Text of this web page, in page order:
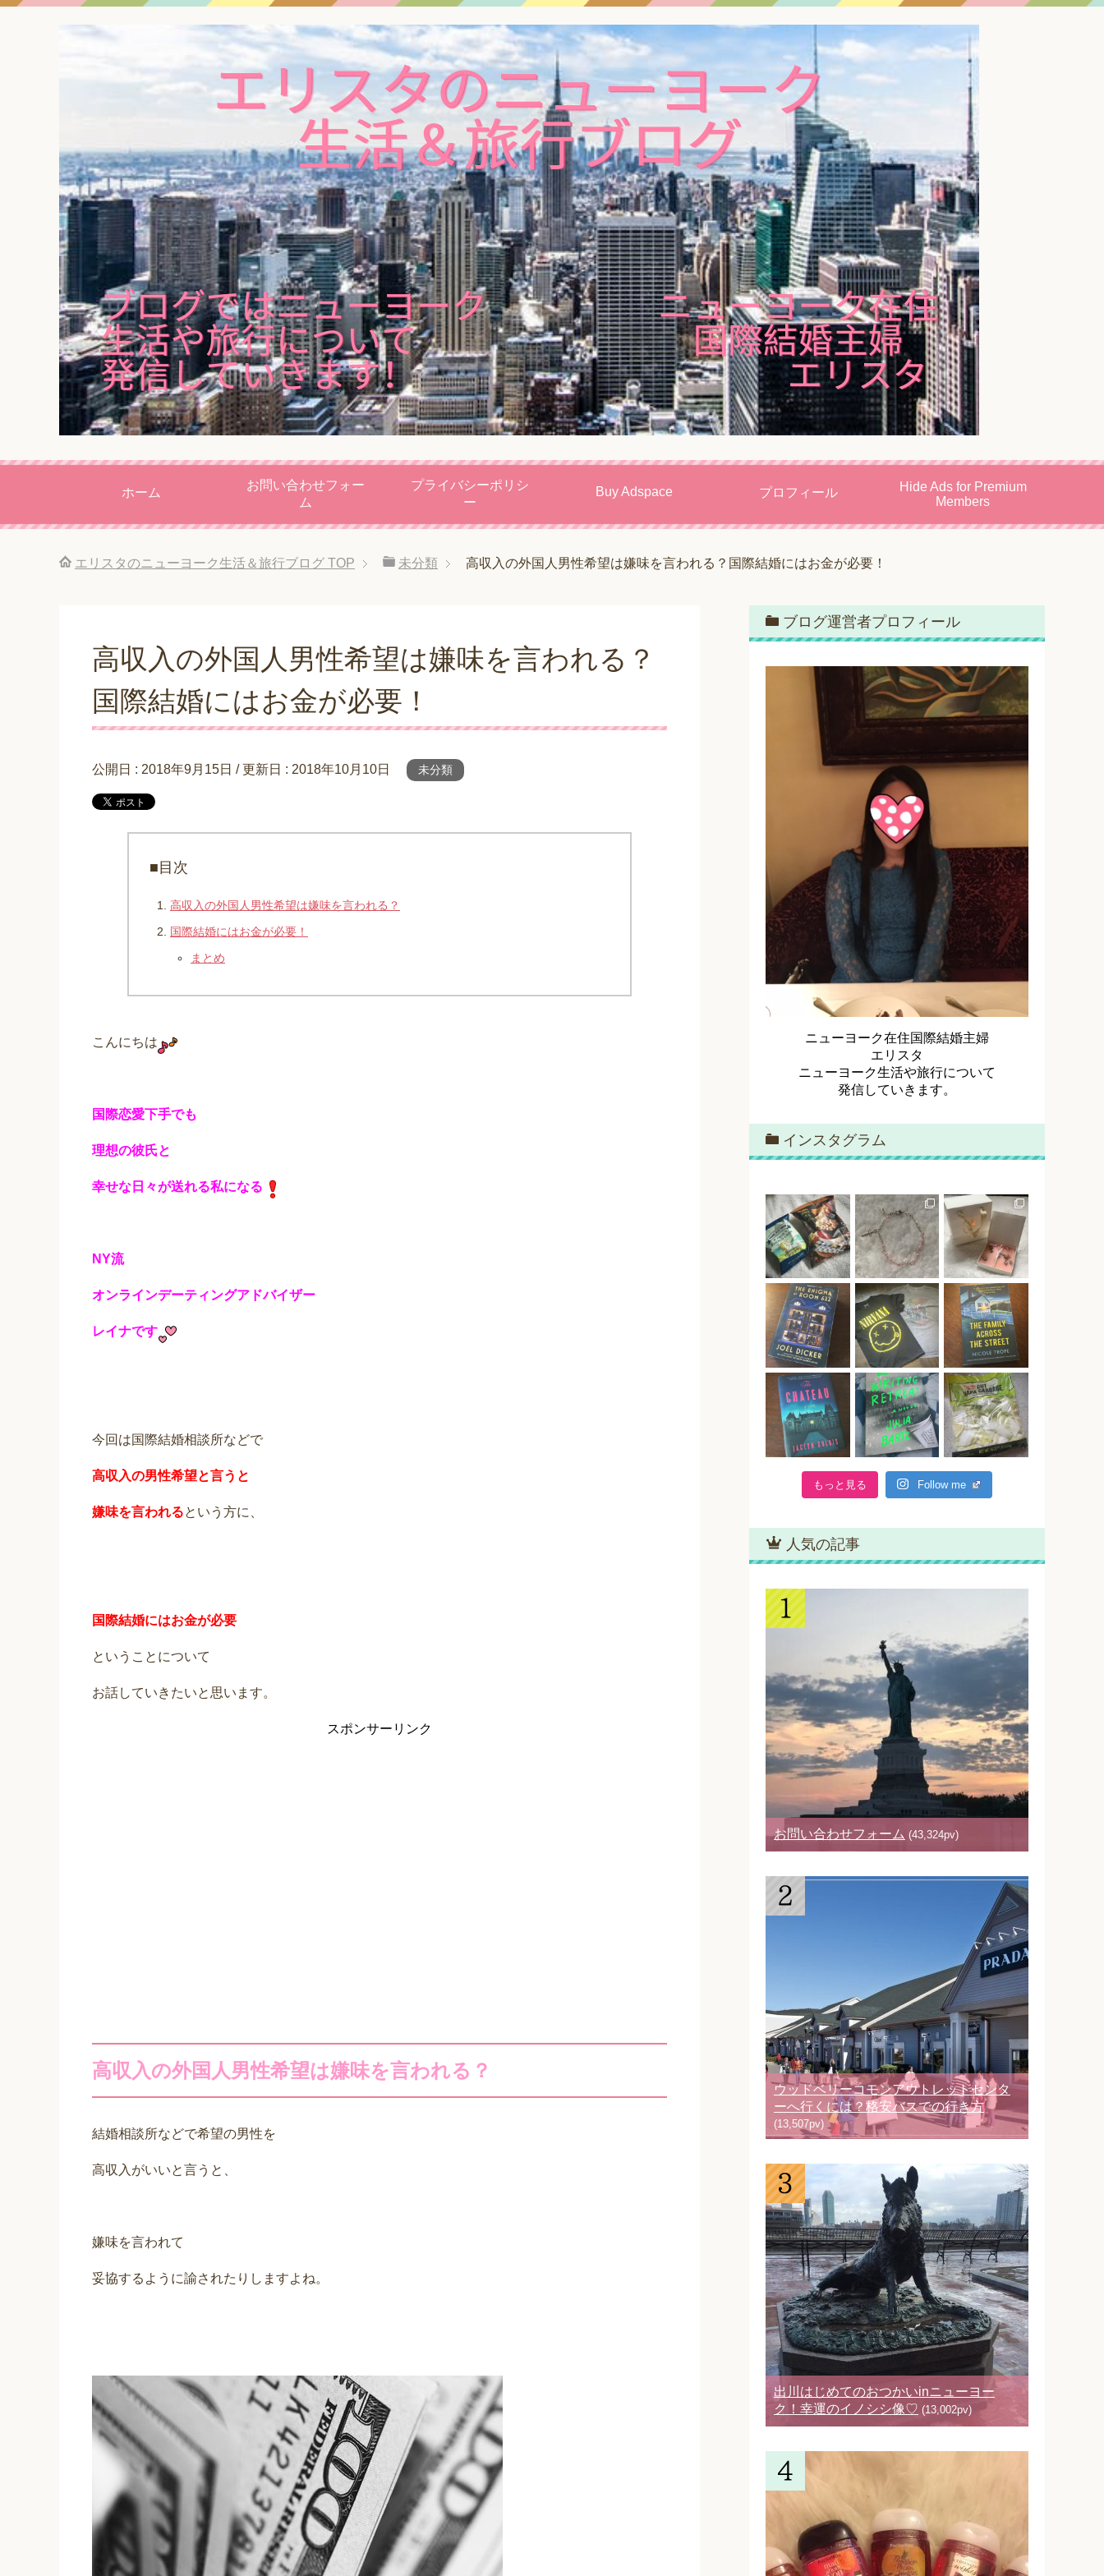
ホーム
お問い合わせフォー
ム
プライバシーポリシ
ー
Buy Adspace プロフィール
Hide Ads for Premium
Members
エリスタのニューヨーク生活＆旅行ブログ TOP 未分類 高収入の外国人男性希望は嫌味を言われる？国際結婚にはお金が必要！
高収入の外国人男性希望は嫌味を言われる？
国際結婚にはお金が必要！
公開日 : 2018年9月15日 / 更新日 : 2018年10月10日 未分類
■目次
高収入の外国人男性希望は嫌味を言われる？
国際結婚にはお金が必要！
まとめ
こんにちは
国際恋愛下手でも
理想の彼氏と
幸せな日々が送れる私になる
NY流
オンラインデーティングアドバイザー
レイナです
今回は国際結婚相談所などで
高収入の男性希望と言うと
嫌味を言われるという方に、
国際結婚にはお金が必要
ということについて
お話していきたいと思います。
スポンサーリンク
高収入の外国人男性希望は嫌味を言われる？
結婚相談所などで希望の男性を
高収入がいいと言うと、
嫌味を言われて
妥協するように諭されたりしますよね。
ブログ運営者プロフィール
ニューヨーク在住国際結婚主婦
エリスタ
ニューヨーク生活や旅行について
発信していきます。
インスタグラム
もっと見る Follow me
人気の記事
お問い合わせフォーム (43,324pv)
ウッドベリーコモンアウトレットセンタ
ーへ行くには？格安バスでの行き方
(13,507pv)
出川はじめてのおつかいinニューヨー
ク！幸運のイノシシ像♡ (13,002pv)